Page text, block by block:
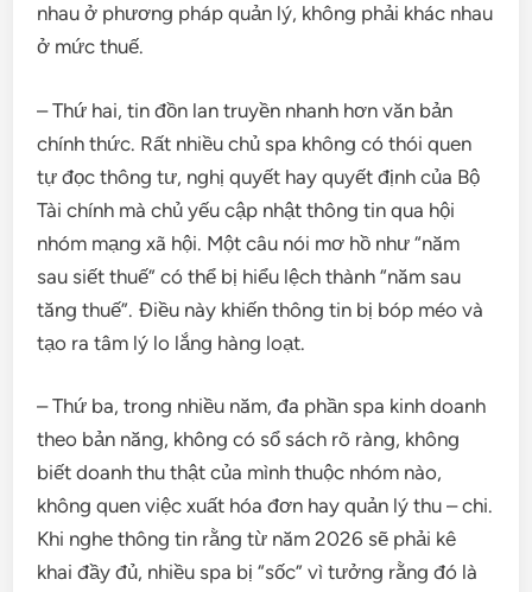
nhau ở phương pháp quản lý, không phải khác nhau
ở mức thuế.
– Thứ hai, tin đồn lan truyền nhanh hơn văn bản
chính thức. Rất nhiều chủ spa không có thói quen
tự đọc thông tư, nghị quyết hay quyết định của Bộ
Tài chính mà chủ yếu cập nhật thông tin qua hội
nhóm mạng xã hội. Một câu nói mơ hồ như “năm
sau siết thuế” có thể bị hiểu lệch thành “năm sau
tăng thuế”. Điều này khiến thông tin bị bóp méo và
tạo ra tâm lý lo lắng hàng loạt.
– Thứ ba, trong nhiều năm, đa phần spa kinh doanh
theo bản năng, không có sổ sách rõ ràng, không
biết doanh thu thật của mình thuộc nhóm nào,
không quen việc xuất hóa đơn hay quản lý thu – chi.
Khi nghe thông tin rằng từ năm 2026 sẽ phải kê
khai đầy đủ, nhiều spa bị “sốc” vì tưởng rằng đó là